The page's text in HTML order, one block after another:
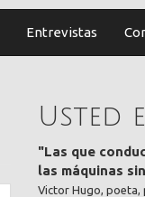
Entrevistas
Usted
"Las que
las máquinas
Victor Hugo, poeta,